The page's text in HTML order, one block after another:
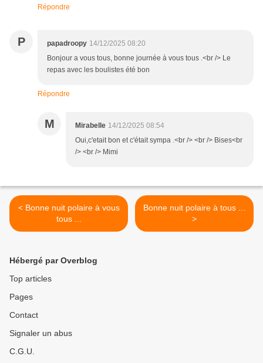
Répondre
P papadroopy 14/12/2025 08:20
Bonjour a vous tous, bonne journée à vous tous .<br /> Le
repas avec les boulistes été bon
Répondre
M Mirabelle 14/12/2025 08:54
Oui,c'etait bon et c'était sympa .<br /> <br /> Bises<br
/> <br /> Mimi
< Bonne nuit polaire à vous
tous ...
Bonne nuit polaire à tous ...
>
Hébergé par Overblog
Top articles
Pages
Contact
Signaler un abus
C.G.U.